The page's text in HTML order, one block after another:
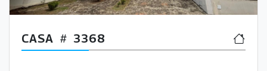
CASA 3368